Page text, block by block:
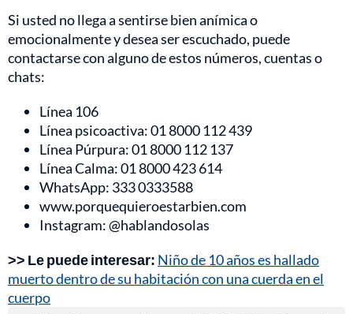
Si usted no llega a sentirse bien anímica o
emocionalmente y desea ser escuchado, puede
contactarse con alguno de estos números, cuentas o
chats:
Línea 106
Línea psicoactiva: 01 8000 112 439
Línea Púrpura: 01 8000 112 137
Línea Calma: 01 8000 423 614
WhatsApp: 333 0333588
www.porquequieroestarbien.com
Instagram: @hablandosolas
>> Le puede interesar: Niño de 10 años es hallado
muerto dentro de su habitación con una cuerda en el
cuerpo